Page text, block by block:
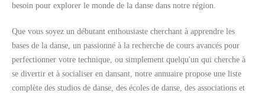
Rechercher
besoin pour explorer le monde de la danse dans notre région.
Que vous soyez un débutant enthousiaste cherchant à apprendre les
bases de la danse, un passionné à la recherche de cours avancés pour
perfectionner votre technique, ou simplement quelqu'un qui cherche à
se divertir et à socialiser en dansant, notre annuaire propose une liste
complète des studios de danse, des écoles de danse, des associations et